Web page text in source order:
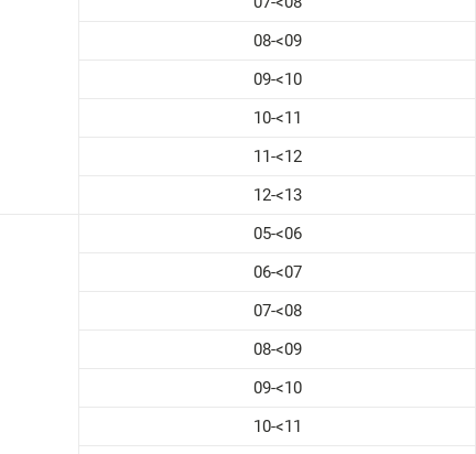
08-<09
09-<10
10-<11
11-<12
12-<13
05-<06
06-<07
07-<08
08-<09
09-<10
10-<11